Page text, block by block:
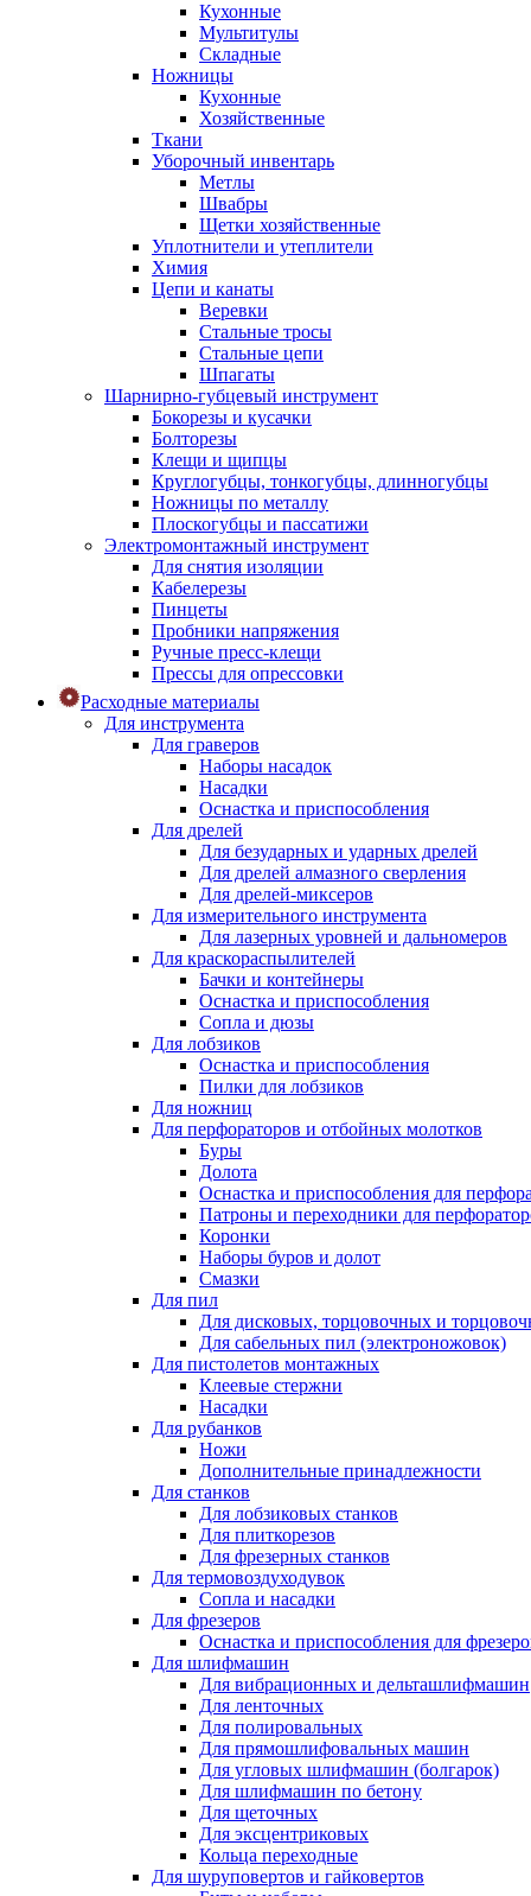
Кухонные
Мультитулы
Складные
Ножницы
Кухонные
Хозяйственные
Ткани
Уборочный инвентарь
Метлы
Швабры
Щетки хозяйственные
Уплотнители и утеплители
Химия
Цепи и канаты
Веревки
Стальные тросы
Стальные цепи
Шпагаты
Шарнирно-губцевый инструмент
Бокорезы и кусачки
Болторезы
Клещи и щипцы
Круглогубцы, тонкогубцы, длинногубцы
Ножницы по металлу
Плоскогубцы и пассатижи
Электромонтажный инструмент
Для снятия изоляции
Кабелерезы
Пинцеты
Пробники напряжения
Ручные пресс-клещи
Прессы для опрессовки
Расходные материалы
Для инструмента
Для граверов
Наборы насадок
Насадки
Оснастка и приспособления
Для дрелей
Для безударных и ударных дрелей
Для дрелей алмазного сверления
Для дрелей-миксеров
Для измерительного инструмента
Для лазерных уровней и дальномеров
Для краскораспылителей
Бачки и контейнеры
Оснастка и приспособления
Сопла и дюзы
Для лобзиков
Оснастка и приспособления
Пилки для лобзиков
Для ножниц
Для перфораторов и отбойных молотков
Буры
Долота
Оснастка и приспособления для
Патроны и переходники для
Коронки
Наборы буров и долот
Смазки
Для пил
Для дисковых, торцовочных и
Для сабельных пил (электроножовок)
Для пистолетов монтажных
Клеевые стержни
Насадки
Для рубанков
Ножи
Дополнительные принадлежности
Для станков
Для лобзиковых станков
Для плиткорезов
Для фрезерных станков
Для термовоздуходувок
Сопла и насадки
Для фрезеров
Оснастка и приспособления для
Для шлифмашин
Для вибрационных и дельташлифмашин
Для ленточных
Для полировальных
Для прямошлифовальных машин
Для угловых шлифмашин (болгарок)
Для шлифмашин по бетону
Для щеточных
Для эксцентриковых
Кольца переходные
Для шуруповертов и гайковертов